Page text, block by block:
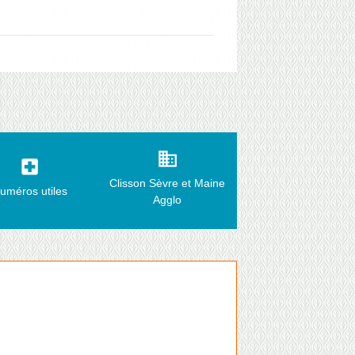
local_hospital
utiles
business
Clisson Sèvre et Maine
Agglo